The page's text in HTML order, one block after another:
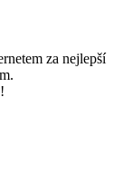
za nejlepší